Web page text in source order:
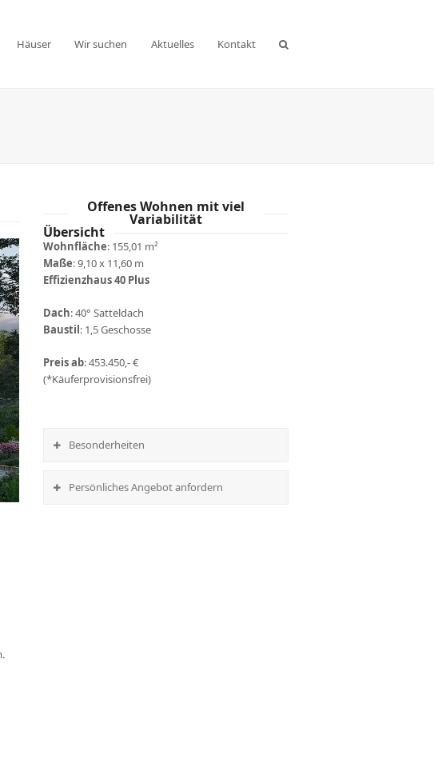
Häuser Wir suchen Aktuelles Kontakt
Offenes Wohnen mit viel
Variabilität
Übersicht
Wohnfläche: 155,01 m²
Maße: 9,10 x 11,60 m
Effizienzhaus40 Plus
Dach: 40° Satteldach
Baustil: 1,5 Geschosse
Preis ab: 453.450,- €
(*Käuferprovisionsfrei)
Besonderheiten
Persönliches Angebot anfordern